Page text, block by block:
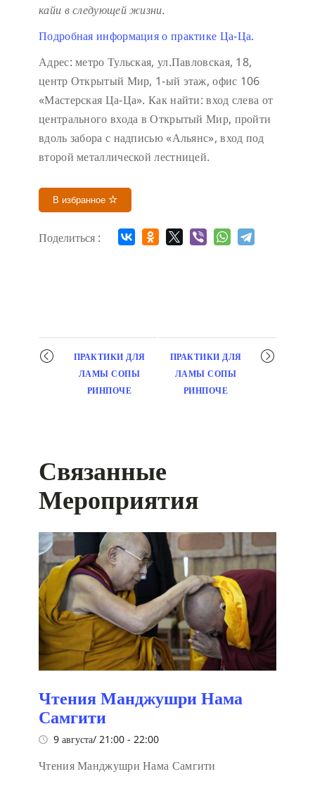
кайи в следующей жизни.
Подробная информация о практике Ца-Ца.
Адрес: метро Тульская, ул.Павловская, 18,
центр Открытый Мир, 1-ый этаж, офис 106
«Мастерская Ца-Ца». Как найти: вход слева от
центрального входа в Открытый Мир, пройти
вдоль забора с надписью «Альянс», вход под
второй металлической лестницей.
В избранное
Поделиться :
Мероприятие
навигация
ПРАКТИКИ ДЛЯ
ЛАМЫ СОПЫ
РИНПОЧЕ
ПРАКТИКИ ДЛЯ
ЛАМЫ СОПЫ
РИНПОЧЕ
Связанные
Мероприятия
Чтения Манджушри Нама
Самгити
9 августа/ 21:00 - 22:00
Чтения Манджушри Нама Самгити